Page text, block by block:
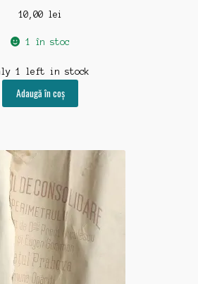
10,00 lei
1 în stoc
1 left in stock
Adaugă în coș